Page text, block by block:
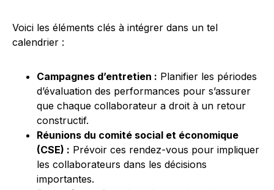
Voici les éléments clés à intégrer dans un tel
calendrier :
Campagnes d’entretien : Planifier les périodes
d’évaluation des performances pour s’assurer
que chaque collaborateur a droit à un retour
constructif.
Réunions du comité social et économique
(CSE) : Prévoir ces rendez-vous pour impliquer
les collaborateurs dans les décisions
importantes.